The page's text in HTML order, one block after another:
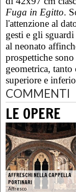
Fuga in Egitto.
l'attenzione al
gesti e gli
al neonato
prospettiche
geometrica,
superiore e
COMMENTI
LE OPERE
AFFRESCHI NELLA CAPPELLA
PORTINARI
Affresco